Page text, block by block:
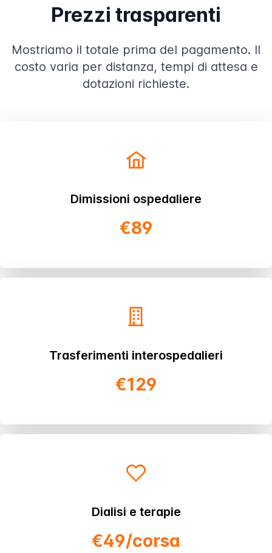
Prezzi trasparenti
Mostriamo il totale prima del pagamento. Il
costo varia per distanza, tempi di attesa e
dotazioni richieste.
Dimissioni ospedaliere
€89
Trasferimenti interospedalieri
€129
Dialisi e terapie
€49/corsa